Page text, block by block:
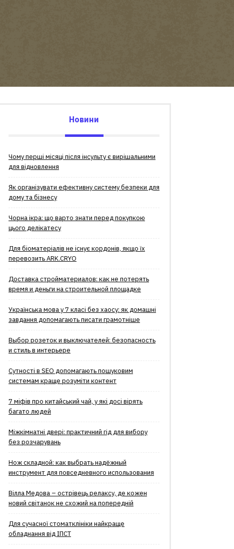
Новини
Чому перші місяці після інсульту є вирішальними
для відновлення
Як організувати ефективну систему безпеки для
дому та бізнесу
Чорна ікра: що варто знати перед покупкою
цього делікатесу
Для біоматеріалів не існує кордонів, якщо їх
перевозить ARK.CRYO
Доставка стройматериалов: как не потерять
время и деньги на строительной площадке
Українська мова у 7 класі без хаосу: як домашні
завдання допомагають писати грамотніше
Выбор розеток и выключателей: безопасность
и стиль в интерьере
Сутності в SEO допомагають пошуковим
системам краще розуміти контент
7 міфів про китайський чай, у які досі вірять
багато людей
Міжкімнатні двері: практичний гід для вибору
без розчарувань
Нож складной: как выбрать надёжный
инструмент для повседневного использования
Вілла Медова – острівець релаксу, де кожен
новий світанок не схожий на попередній
Для сучасної стоматклініки найкраще
обладнання від ІПСТ